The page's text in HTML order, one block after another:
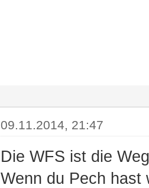
09.11.2014, 21:47
Die WFS ist die
Wenn du Pech hast